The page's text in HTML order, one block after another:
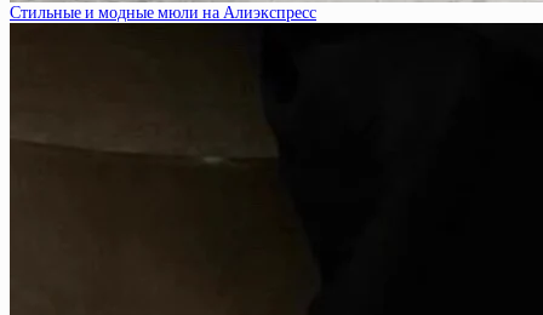
Стильные и модные мюли на Алиэкспресс